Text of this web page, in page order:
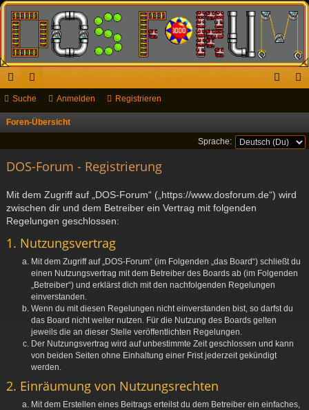
ch
ne
ug
or
en
el rie
Suche Anmelden Registrieren
Foren-Übersicht
u
Sprache:
DOS-Forum - Registrierung
Mit dem Zugriff auf „DOS-Forum“ („https://www.dosforum.de“) wird
zwischen dir und dem Betreiber ein Vertrag mit folgenden
Regelungen geschlossen:
1. Nutzungsvertrag
Mit dem Zugriff auf „DOS-Forum“ (im Folgenden „das Board“) schließt du
einen Nutzungsvertrag mit dem Betreiber des Boards ab (im Folgenden
„Betreiber“) und erklärst dich mit den nachfolgenden Regelungen
einverstanden.
Wenn du mit diesen Regelungen nicht einverstanden bist, so darfst du
das Board nicht weiter nutzen. Für die Nutzung des Boards gelten
jeweils die an dieser Stelle veröffentlichten Regelungen.
Der Nutzungsvertrag wird auf unbestimmte Zeit geschlossen und kann
von beiden Seiten ohne Einhaltung einer Frist jederzeit gekündigt
werden.
2. Einräumung von Nutzungsrechten
Mit dem Erstellen eines Beitrags erteilst du dem Betreiber ein einfaches,